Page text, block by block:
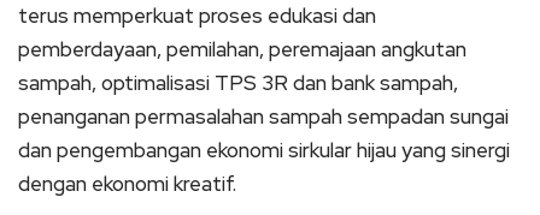
terus memperkuat proses edukasi dan
pemberdayaan, pemilahan, peremajaan angkutan
sampah, optimalisasi TPS 3R dan bank sampah,
penanganan permasalahan sampah sempadan sungai
dan pengembangan ekonomi sirkular hijau yang sinergi
dengan ekonomi kreatif.